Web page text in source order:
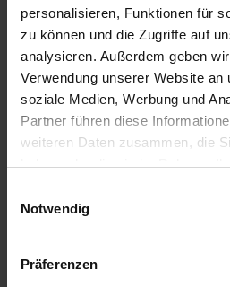
personalisieren, Funktionen für
zu können und die Zugriffe auf
analysieren. Außerdem geben
Verwendung unserer Website an
soziale Medien, Werbung und
Partner führen diese
weiteren Daten zusammen, die
haben oder die sie im Rahmen
Cookies, wenn Sie unsere
Notwendig
Präferenzen
Add
Remember Comment
part no.: 2312740
Description
This is the transmission shifter
valve 5-speed gear boxes from 09/
Evaluations